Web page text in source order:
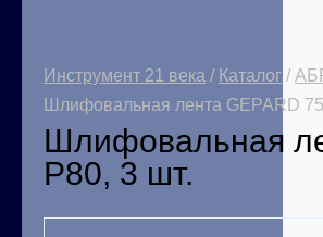
Инструмент 21 века / Каталог /
Шлифовальная лента GEPARD
Шлифовальная
Р80, 3 шт.